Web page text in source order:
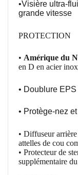
•Visière ultra-
grande vitesse
PROTECTION
• Amérique du
en D en acier
• Doublure
• Protège-nez
• Diffuseur
attelles de cou
• Protecteur de
supplémentaire